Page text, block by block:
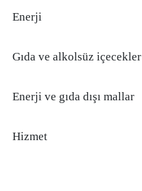
Enerji
Gıda ve alkolsüz içecekler
Enerji ve gıda dışı mallar
Hizmet